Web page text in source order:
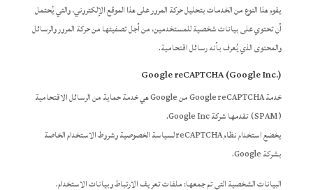
يقوم هذا النوع من الخدمات بتحليل حركة المرور على هذا الموقع الإلكتروني، والتي يُحتمل
أن تحتوي على بيانات شخصية للمستخدمين، من أجل تصفيتها من حركة المرور والرسائل
والمحتوى الذي يُعرف بأنه رسائل اقتحامية.
Google reCAPTCHA (Google Inc.)
خدمة Google reCAPTCHA من Google هي خدمة حماية من الرسائل الاقتحامية
(SPAM) تقدمها شركة Google Inc.
يخضع استخدام نظام reCAPTCHA لسياسة الخصوصية وشروط الاستخدام الخاصة
بشركة Google.
البيانات الشخصية التي تم جمعها: ملفات تعريف الارتباط وبيانات الاستخدام.